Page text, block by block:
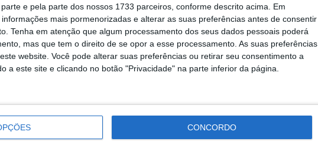
e pela parte dos nossos 1733 parceiros, conforme descrito acima. Em
mais pormenorizadas e alterar as suas preferências antes de consentir
Tenha em atenção que algum processamento dos seus dados pessoais poderá
mas que tem o direito de se opor a esse processamento. As suas preferências
website. Você pode alterar suas preferências ou retirar seu consentimento a
a este site e clicando no botão "Privacidade" na parte inferior da página.
CONCORDO